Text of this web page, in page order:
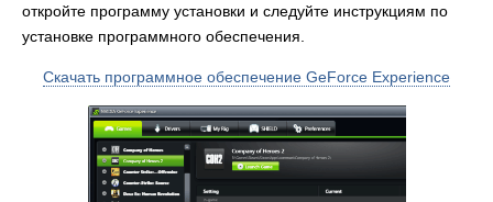
откройте программу установки и следуйте инструкциям по
установке программного обеспечения.
Скачать программное обеспечение GeForce Experience